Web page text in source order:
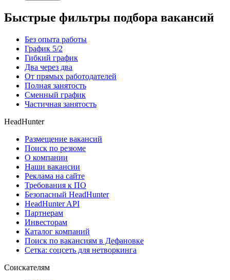
Быстрые фильтры подбора вакансий
Без опыта работы
График 5/2
Гибкий график
Два через два
От прямых работодателей
Полная занятость
Сменный график
Частичная занятость
HeadHunter
Размещение вакансий
Поиск по резюме
О компании
Наши вакансии
Реклама на сайте
Требования к ПО
Безопасный HeadHunter
HeadHunter API
Партнерам
Инвесторам
Каталог компаний
Поиск по вакансиям в Дефановке
Сетка: соцсеть для нетворкинга
Соискателям